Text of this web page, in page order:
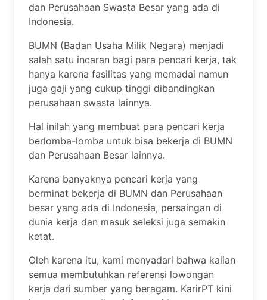
dan Perusahaan Swasta Besar yang ada di
Indonesia.
BUMN (Badan Usaha Milik Negara) menjadi
salah satu incaran bagi para pencari kerja, tak
hanya karena fasilitas yang memadai namun
juga gaji yang cukup tinggi dibandingkan
perusahaan swasta lainnya.
Hal inilah yang membuat para pencari kerja
berlomba-lomba untuk bisa bekerja di BUMN
dan Perusahaan Besar lainnya.
Karena banyaknya pencari kerja yang
berminat bekerja di BUMN dan Perusahaan
besar yang ada di Indonesia, persaingan di
dunia kerja dan masuk seleksi juga semakin
ketat.
Oleh karena itu, kami menyadari bahwa kalian
semua membutuhkan referensi lowongan
kerja dari sumber yang beragam. KarirPT kini